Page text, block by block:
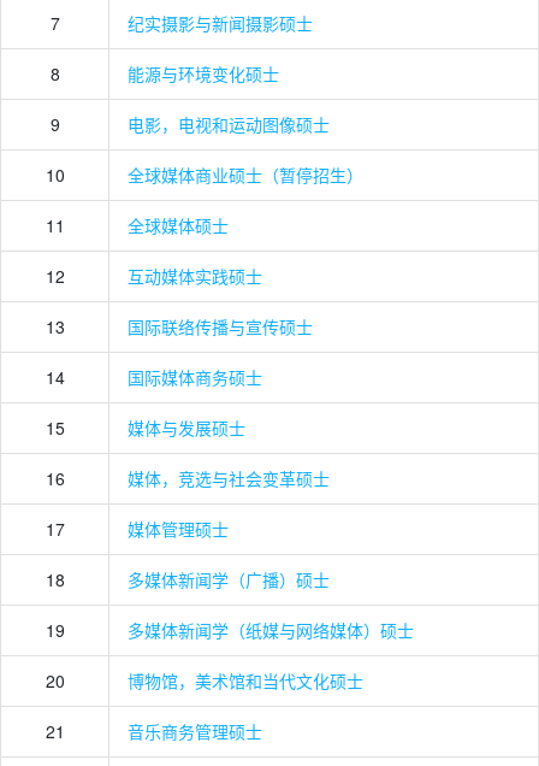
7 纪实摄影与新闻摄影硕士
8 能源与环境变化硕士
9 电影，电视和运动图像硕士
10 全球媒体商业硕士（暂停招生）
11 全球媒体硕士
12 互动媒体实践硕士
13 国际联络传播与宣传硕士
14 国际媒体商务硕士
15 媒体与发展硕士
16 媒体，竞选与社会变革硕士
17 媒体管理硕士
18 多媒体新闻学（广播）硕士
19 多媒体新闻学（纸媒与网络媒体）硕士
20 博物馆，美术馆和当代文化硕士
21 音乐商务管理硕士